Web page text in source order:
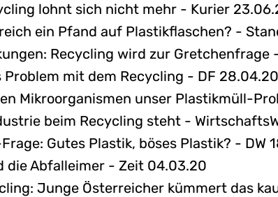
lohnt sich nicht mehr - Kurier
ein Pfand auf Plastikflaschen? -
Recycling wird zur Gretchenfrage
Problem mit dem Recycling - DF 28.04.20
Mikroorganismen unser Plastikmüll-
beim Recycling steht -
Gutes Plastik, böses Plastik? - DW
die Abfalleimer - Zeit 04.03.20
Junge Österreicher kümmert das